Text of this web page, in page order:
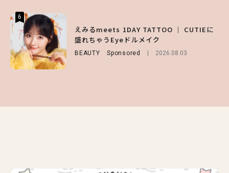
6
えみるmeets 1DAY TATTOO ｜ CUTIEに
盛れちゃうEyeドルメイク
BEAUTY Sponsored 2026.08.03
6
【庄司浩平】初デートの勝負服は？夏の思い
出や最近のハマりものを深掘り
ENTERTAINMENT 2026.08.08
6
【GU】夏の“主役級”アイテム決定！ヘルシ
ー＆可愛すぎる「大人の肌見せ」トップス3
選
2026.07.19